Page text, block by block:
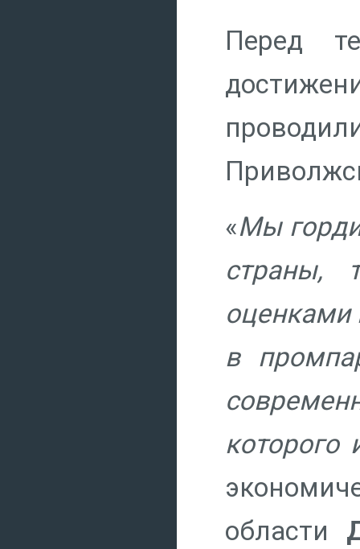
Перед
«Мы
страны,
оценками
в
которого
области